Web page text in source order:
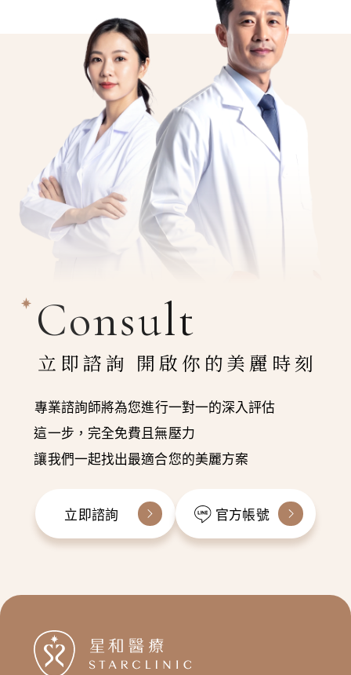
Consult
立即諮詢 開啟你的美麗時刻
專業諮詢師將為您進行一對一的深入評估
這一步，完全免費且無壓力
讓我們一起找出最適合您的美麗方案
立即諮詢 官方帳號